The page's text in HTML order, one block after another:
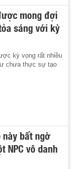
mong đợi
sáng với kỳ
kỳ vọng rất nhiều
chưa thực sự tạo
bất ngờ
NPC vô danh